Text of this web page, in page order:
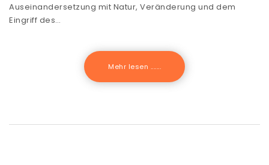
Auseinandersetzung mit Natur, Veränderung und dem
Eingriff des…
Mehr lesen .......